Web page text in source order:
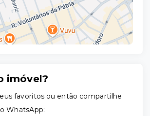
imóvel?
favoritos ou então compartilhe
WhatsApp: